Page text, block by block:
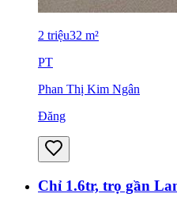
2 triệu32 m²
PT
Phan Thị Kim Ngân
Đăng
Chỉ 1.6tr, trọ gần